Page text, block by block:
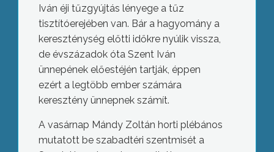
Iván éji tűzgyújtás lényege a tűz
tisztítóerejében van. Bár a hagyomány a
kereszténység előtti időkre nyúlik vissza,
de évszázadok óta Szent Iván
ünnepének előestéjén tartják, éppen
ezért a legtöbb ember számára
keresztény ünnepnek számít.
A vasárnap Mándy Zoltán horti plébános
mutatott be szabadtéri szentmisét a